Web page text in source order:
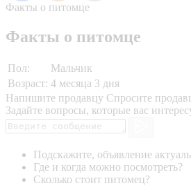
Факты о питомце
Факты о питомце
Пол:
Мальчик
Возраст: 4 месяца 3 дня
Напишите продавцу Спросите
Задайте вопросы, которые вас
Подскажите, объявление
Где и когда можно посмотреть?
Сколько стоит питомец?